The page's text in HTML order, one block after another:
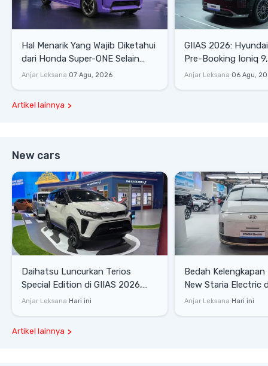
Hal Menarik Yang Wajib Diketahui
dari Honda Super-ONE Selain
Harga
Anjar Leksana 07 Agu, 2026
GIIAS 2026:
Pre-Booking Ioniq
Rp1,49 Miliar
Anjar Leksana 06 Agu,
Artikel lainnya
New cars
Daihatsu Luncurkan Terios
Special Edition di GIIAS 2026,
Stok Terbatas
Anjar Leksana Hari ini
Bedah Kelengkapan
New Staria Electric
yang Dikenalkan di
Anjar Leksana Hari ini
Artikel lainnya